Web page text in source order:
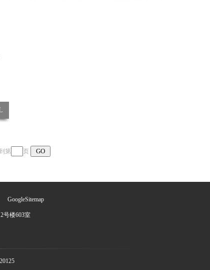
第 页
GoogleSitemap
号楼603室